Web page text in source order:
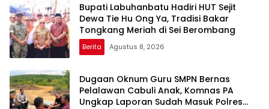
Bupati Labuhanbatu Hadiri HUT Sejit
Dewa Tie Hu Ong Ya, Tradisi Bakar
Tongkang Meriah di Sei Berombang
Berita Agustus 8, 2026
Dugaan Oknum Guru SMPN Bernas
Pelalawan Cabuli Anak, Komnas PA
Ungkap Laporan Sudah Masuk Polres